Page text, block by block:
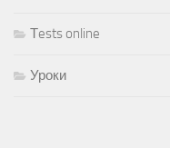
Тests online
Уроки